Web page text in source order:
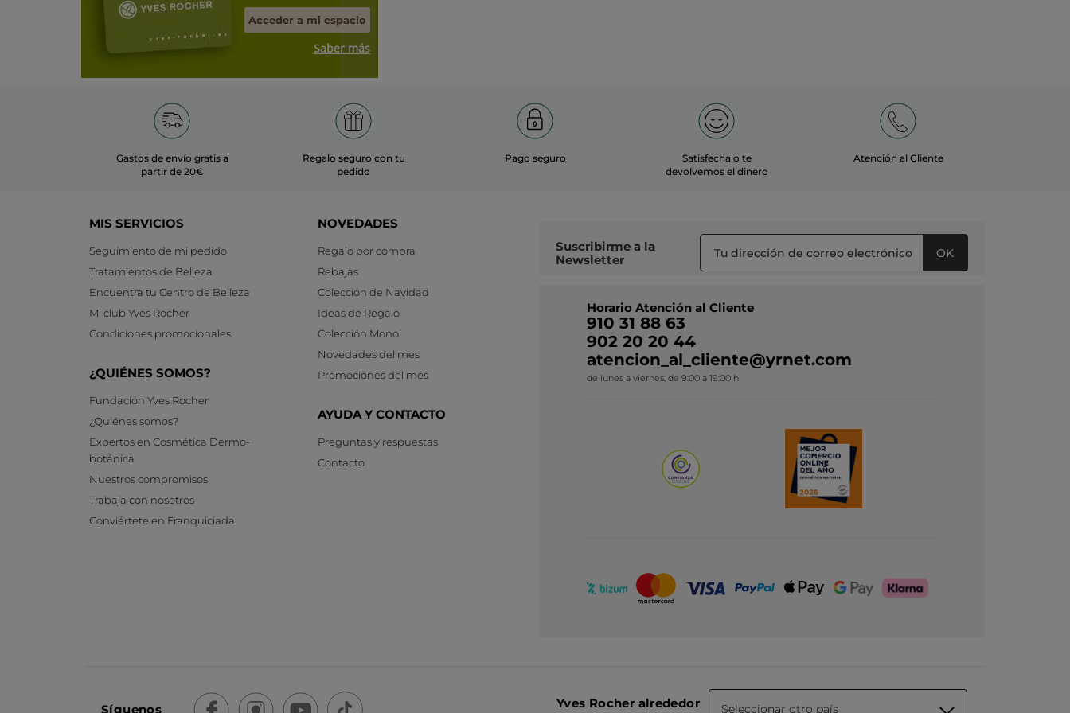
Acceder a mi espacio
Saber más
Gastos de envío gratis a
partir de 20€
Regalo seguro con tu
pedido
Pago seguro
Satisfecha o te
devolvemos el dinero
Atención al Cliente
MIS SERVICIOS
Seguimiento de mi pedido
Tratamientos de Belleza
Encuentra tu Centro de Belleza
Mi club Yves Rocher
Condiciones promocionales
¿QUIÉNES SOMOS?
Fundación Yves Rocher
¿Quiénes somos?
Expertos en Cosmética Dermo-
botánica
Nuestros compromisos
Trabaja con nosotros
Conviértete en Franquiciada
NOVEDADES
Regalo por compra
Rebajas
Colección de Navidad
Ideas de Regalo
Colección Monoi
Novedades del mes
Promociones del mes
AYUDA Y CONTACTO
Preguntas y respuestas
Contacto
Suscribirme a la
Newsletter
OK
Horario Atención al Cliente
910 31 88 63
902 20 20 44
atencion_al_cliente@yrnet.com
de lunes a viernes, de 9:00 a 19:00 h
Síguenos
Yves Rocher alrededor
Seleccionar otro país